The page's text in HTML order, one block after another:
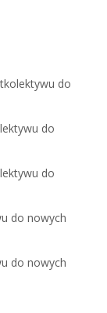
do
do
do
do nowych
do nowych